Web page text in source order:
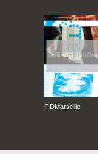
FIDMarseille